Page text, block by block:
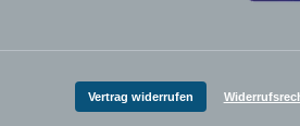
Vertrag widerrufen